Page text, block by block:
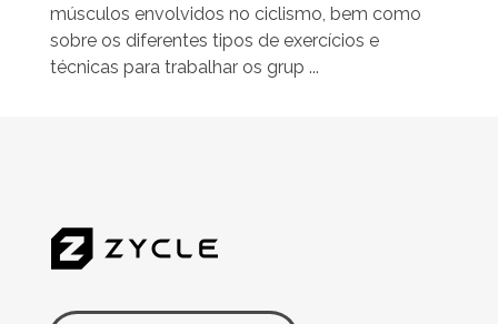
músculos envolvidos no ciclismo, bem como
sobre os diferentes tipos de exercícios e
técnicas para trabalhar os grup ...